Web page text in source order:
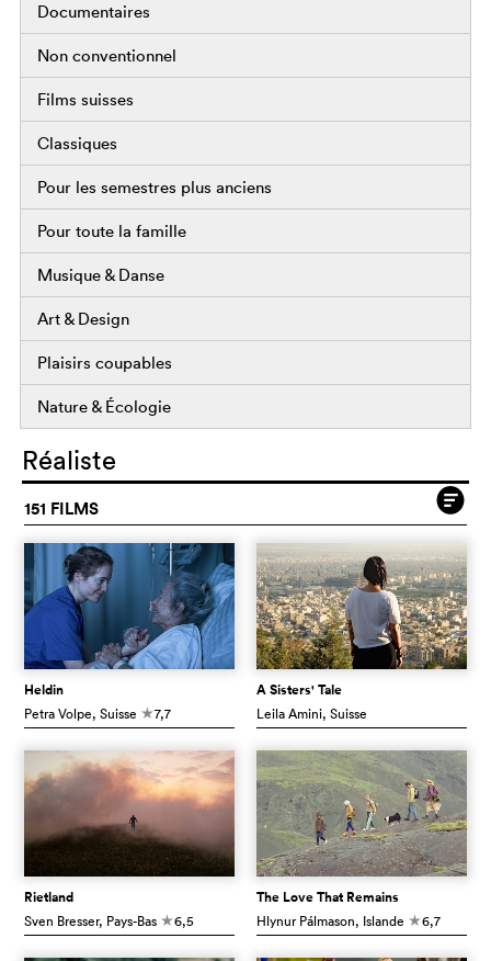
Documentaires
Non conventionnel
Films suisses
Classiques
Pour les semestres plus anciens
Pour toute la famille
Musique & Danse
Art & Design
Plaisirs coupables
Nature & Écologie
Réaliste
151 FILMS
Heldin
Petra Volpe, Suisse c7,7
A Sisters' Tale
Leila Amini, Suisse
Rietland
Sven Bresser, Pays-Bas c6,5
The Love That Remains
Hlynur Pálmason, Islande c6,7